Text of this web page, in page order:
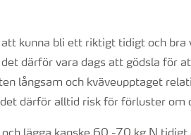
kunna bli ett riktigt tidigt och bra
därför vara dags att gödsla för
långsam och kväveupptaget
därför alltid risk för förluster om